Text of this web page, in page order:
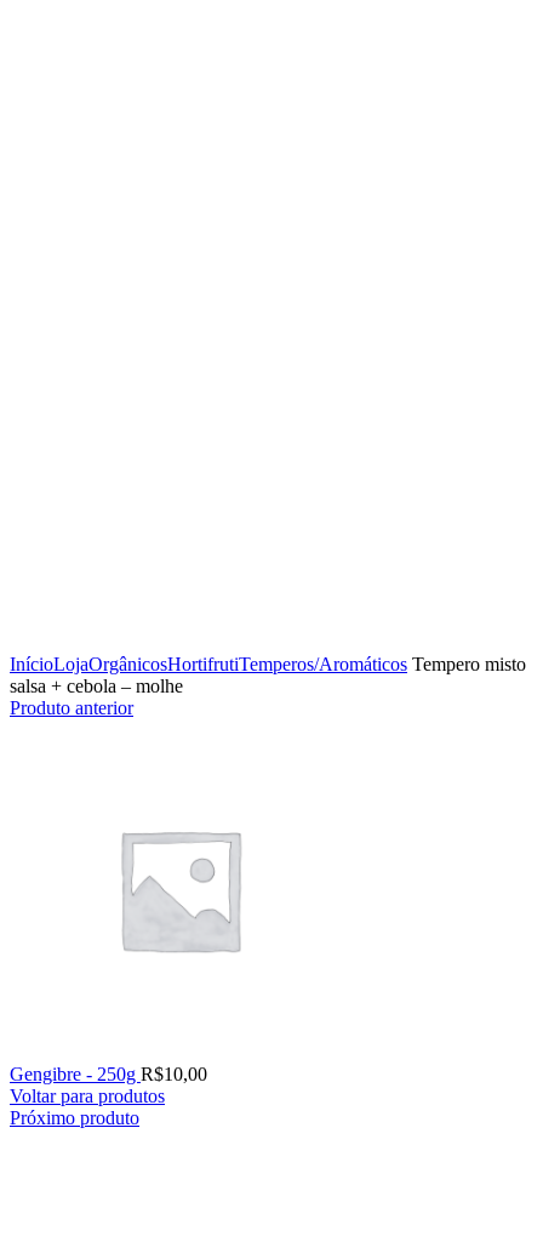
InícioLojaOrgânicosHortifrutiTemperos/Aromáticos Tempero misto
salsa + cebola – molhe
Produto anterior
Gengibre - 250g R$10,00
Voltar para produtos
Próximo produto